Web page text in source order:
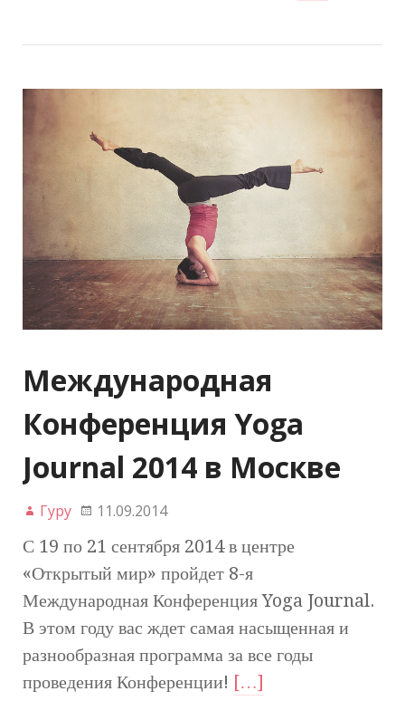
Международная
Конференция Yoga
Journal 2014 в Москве
Гуру 11.09.2014
С 19 по 21 сентября 2014 в центре
«Открытый мир» пройдет 8-я
Международная Конференция Yoga Journal.
В этом году вас ждет самая насыщенная и
разнообразная программа за все годы
проведения Конференции! […]